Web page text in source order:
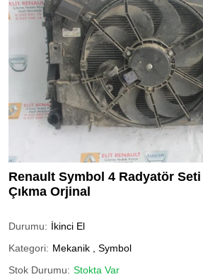
Renault Symbol 4 Radyatör
Çıkma Orjinal
Durumu: İkinci El
Kategori: Mekanik
Symbol
Stok Durumu: Stokta Var